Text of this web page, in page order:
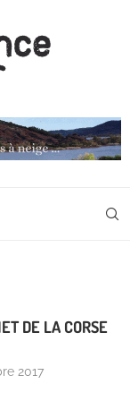
DE LA CORSE
2017